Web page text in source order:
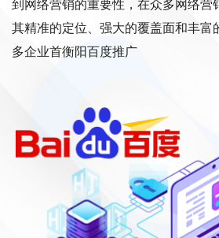
到网络营销的重要性，在众多网络营
其精准的定位、强大的覆盖面和丰富
多企业首衡阳百度推广